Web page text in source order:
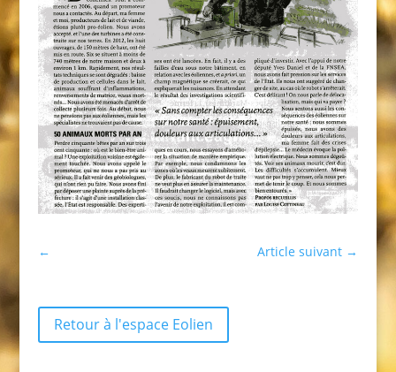
← Article suivant →
Retour à l'espace Eolien